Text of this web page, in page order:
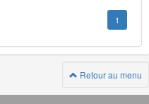
1
Retour au menu